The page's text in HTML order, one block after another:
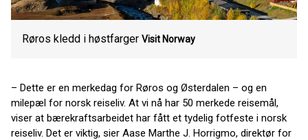
Røros kledd i høstfarger Visit Norway
– Dette er en merkedag for Røros og Østerdalen – og en
milepæl for norsk reiseliv. At vi nå har 50 merkede reisemål,
viser at bærekraftsarbeidet har fått et tydelig fotfeste i norsk
reiseliv. Det er viktig, sier Aase Marthe J. Horrigmo, direktør for